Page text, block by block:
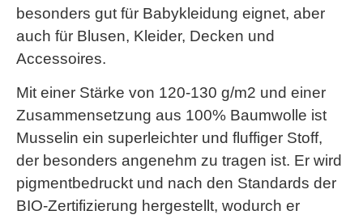
besonders gut für Babykleidung eignet, aber
auch für Blusen, Kleider, Decken und
Accessoires.
Mit einer Stärke von 120-130 g/m2 und einer
Zusammensetzung aus 100% Baumwolle ist
Musselin ein superleichter und fluffiger Stoff,
der besonders angenehm zu tragen ist. Er wird
pigmentbedruckt und nach den Standards der
BIO-Zertifizierung hergestellt, wodurch er